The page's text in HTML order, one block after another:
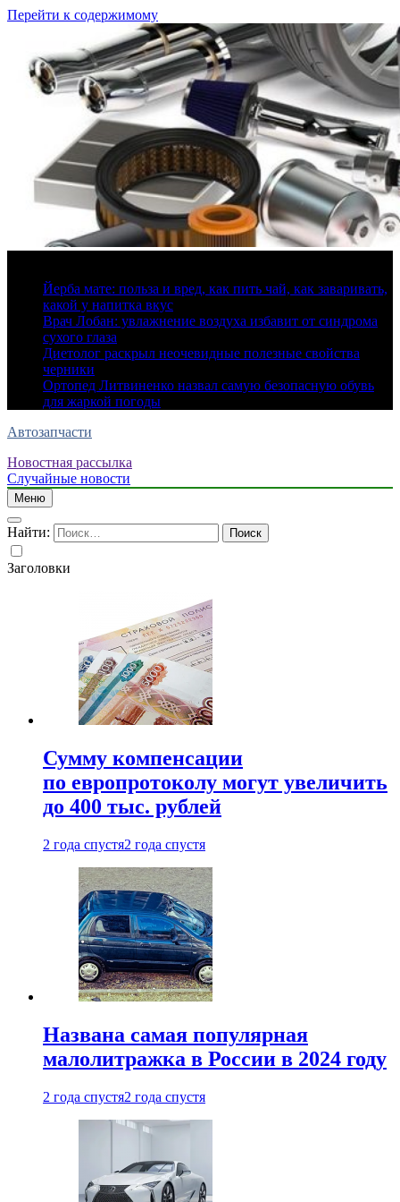
Перейти к содержимому
Йерба мате: польза и вред, как пить чай, как заваривать,
какой у напитка вкус
Врач Лобан: увлажнение воздуха избавит от синдрома
сухого глаза
Диетолог раскрыл неочевидные полезные свойства
черники
Ортопед Литвиненко назвал самую безопасную обувь
для жаркой погоды
Автозапчасти
Новостная рассылка
Случайные новости
Меню
Найти:
Заголовки
Сумму компенсации
по европротоколу могут увеличить
до 400 тыс. рублей
2 года спустя2 года спустя
Названа самая популярная
малолитражка в России в 2024 году
2 года спустя2 года спустя